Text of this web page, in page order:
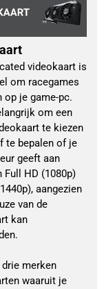
videokaart is
om racegames
op je game-pc.
om een
te kiezen
te bepalen of je
geeft aan
Full HD (1080p)
aangezien
van de
kan
merken
waaruit je